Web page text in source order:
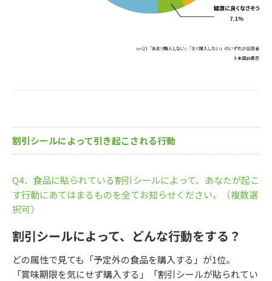
割引シールによって引き起こされる行動
Q4．食品に貼られている割引シールによって、あなたが起こ
す行動にあてはまるものを全てお知らせください。（複数選
択可）
割引シールによって、どんな行動をする？
どの属性で見ても「予定外の食品を購入する」が1位。
「賞味期限を気にせず購入する」「割引シールが貼られてい